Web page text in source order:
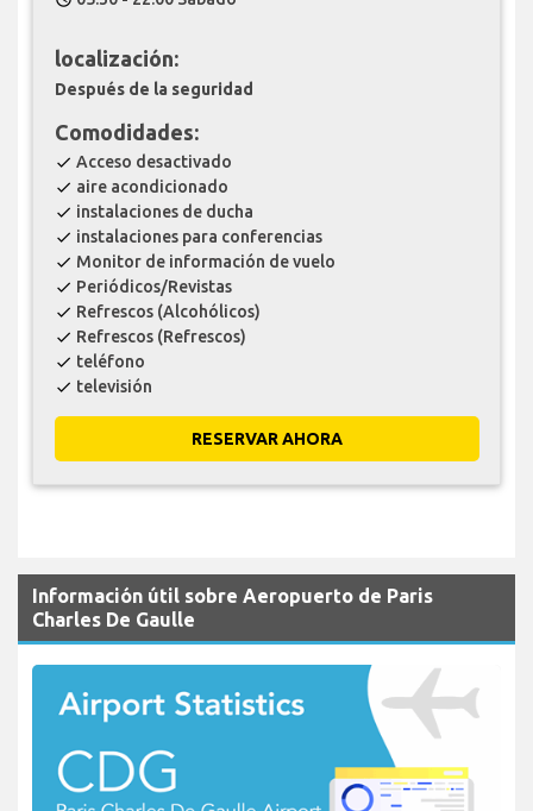
localización:
Después de la seguridad
Comodidades:
check Acceso desactivado
check aire acondicionado
check instalaciones de ducha
check instalaciones para conferencias
check Monitor de información de vuelo
check Periódicos/Revistas
check Refrescos (Alcohólicos)
check Refrescos (Refrescos)
check teléfono
check televisión
RESERVAR AHORA
Información útil sobre Aeropuerto de Paris
Charles De Gaulle